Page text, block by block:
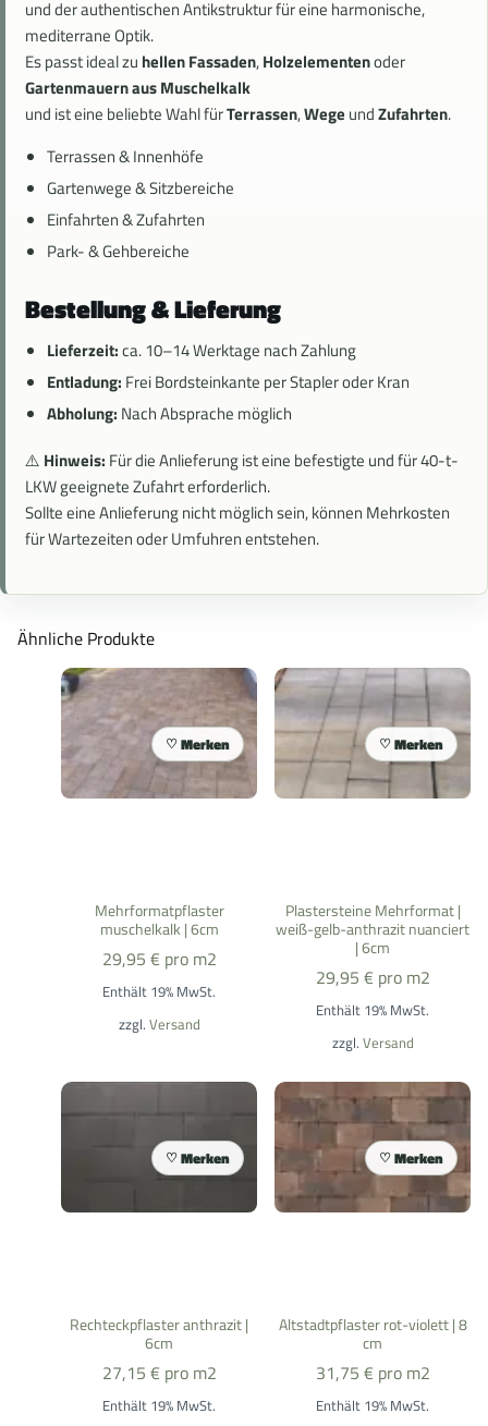
und der authentischen Antikstruktur für eine harmonische,
mediterrane Optik.
Es passt ideal zu hellen Fassaden,Holzelementenoder
Gartenmauern aus Muschelkalk
und ist eine beliebte Wahl fürTerrassen,Wege undZufahrten.
Terrassen & Innenhöfe
Gartenwege & Sitzbereiche
Einfahrten & Zufahrten
Park- & Gehbereiche
Bestellung & Lieferung
Lieferzeit:ca. 10–14 Werktage nach Zahlung
Entladung: Frei Bordsteinkante per Stapler oder Kran
Abholung: Nach Absprache möglich
⚠️ Hinweis: Für die Anlieferung ist eine befestigte und für 40-t-
LKW geeignete Zufahrt erforderlich.
Sollte eine Anlieferung nicht möglich sein, können Mehrkosten
für Wartezeiten oder Umfuhren entstehen.
Ähnliche Produkte
Mehrformatpflaster
muschelkalk | 6cm
29,95 € pro m2
Enthält 19% MwSt.
zzgl. Versand
Merken
Plastersteine Mehrformat |
weiß-gelb-anthrazit nuanciert
| 6cm
29,95 € pro m2
Enthält 19% MwSt.
zzgl. Versand
Merken
Rechteckpflaster anthrazit |
6cm
27,15 € pro m2
Enthält 19% MwSt.
Merken
Altstadtpflaster rot-violett | 8
cm
31,75 € pro m2
Enthält 19% MwSt.
Merken